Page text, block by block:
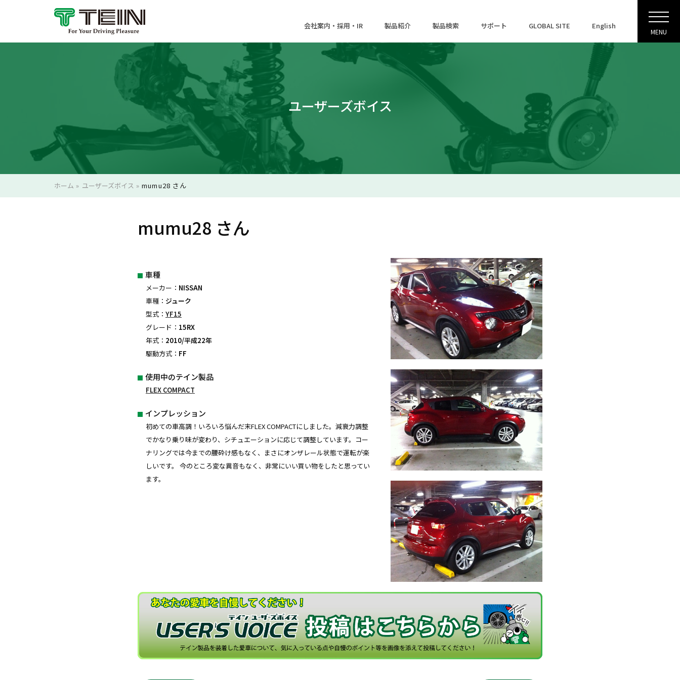
会社案内・採用・IR 製品紹介 製品検索 サポート GLOBAL SITE English
MENU
ユーザーズボイス
ホーム » ユーザーズボイス »mumu28 さん
mumu28 さん
車種
メーカー： NISSAN
車種： ジューク
型式： YF15
グレード： 15RX
年式： 2010/平成22年
駆動方式： FF
使用中のテイン製品
FLEX COMPACT
インプレッション
初めての車高調！いろいろ悩んだ末FLEX COMPACTにしました。減衰力調整
でかなり乗り味が変わり、シチュエーションに応じて調整しています。コー
ナリングでは今までの腰砕け感もなく、まさにオンザレール状態で運転が楽
しいです。 今のところ変な異音もなく、非常にいい買い物をしたと思ってい
ます。